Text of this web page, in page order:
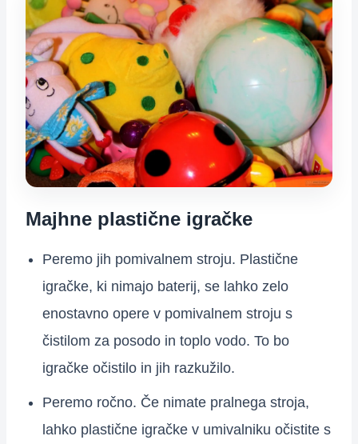
Majhne plastične igračke
Peremo jih pomivalnem stroju. Plastične
igračke, ki nimajo baterij, se lahko zelo
enostavno opere v pomivalnem stroju s
čistilom za posodo in toplo vodo. To bo
igračke očistilo in jih razkužilo.
Peremo ročno. Če nimate pralnega stroja,
lahko plastične igračke v umivalniku očistite s